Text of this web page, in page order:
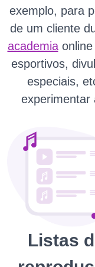
exemplo, para
de um cliente
academia
esportivos,
especiais,
experimentar
Listas